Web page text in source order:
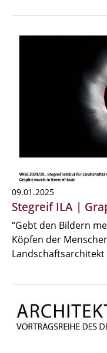
09.01.2025
Stegreif ILA |
“Gebt den Bildern
Köpfen der